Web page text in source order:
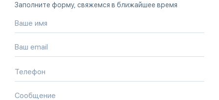
Заполните форму, свяжемся в ближайшее время